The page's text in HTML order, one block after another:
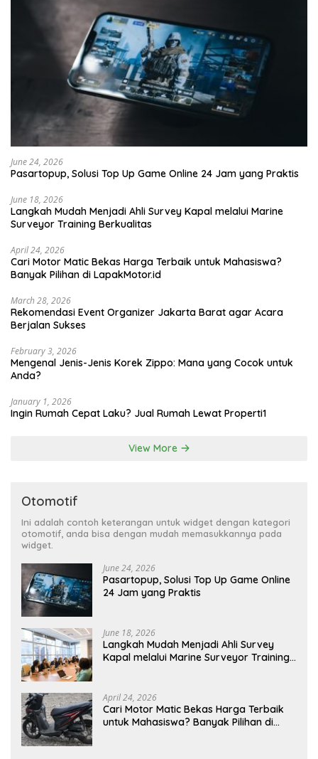
June 24, 2026
Pasartopup, Solusi Top Up Game Online 24 Jam yang Praktis
June 18, 2026
Langkah Mudah Menjadi Ahli Survey Kapal melalui Marine
Surveyor Training Berkualitas
April 24, 2026
Cari Motor Matic Bekas Harga Terbaik untuk Mahasiswa?
Banyak Pilihan di LapakMotor.id
March 28, 2026
Rekomendasi Event Organizer Jakarta Barat agar Acara
Berjalan Sukses
February 3, 2026
Mengenal Jenis-Jenis Korek Zippo: Mana yang Cocok untuk
Anda?
January 1, 2026
Ingin Rumah Cepat Laku? Jual Rumah Lewat Properti1
View More
Otomotif
Ini adalah contoh keterangan untuk widget dengan kategori
otomotif, anda bisa dengan mudah memasukkannya pada
widget.
June 24, 2026
Pasartopup, Solusi Top Up Game Online
24 Jam yang Praktis
June 18, 2026
Langkah Mudah Menjadi Ahli Survey
Kapal melalui Marine Surveyor Training
April 24, 2026
Cari Motor Matic Bekas Harga Terbaik
untuk Mahasiswa? Banyak Pilihan di